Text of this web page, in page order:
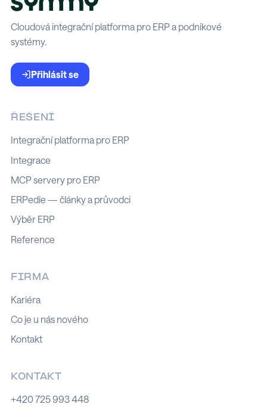
Cloudová integrační platforma pro ERP a podnikové
systémy.
Přihlásit se
ŘEŠENÍ
Integrační platforma pro ERP
Integrace
MCP servery pro ERP
ERPedie — články a průvodci
Výběr ERP
Reference
FIRMA
Kariéra
Co je u nás nového
Kontakt
KONTAKT
+420 725 993 448